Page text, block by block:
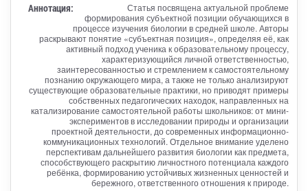
Аннотация:
Статья посвящена актуальной проблеме
формирования субъектной позиции обучающихся в
процессе изучения биологии в средней школе. Авторы
раскрывают понятие «субъектная позиция», определяя её, как
активный подход ученика к образовательному процессу,
характеризующийся личной ответственностью,
заинтересованностью и стремлением к самостоятельному
познанию окружающего мира, а также не только анализируют
существующие образовательные практики, но приводят примеры
собственных педагогических находок, направленных на
катализирование самостоятельной работы школьников: от мини-
экспериментов в исследовании природы и организации
проектной деятельности, до современных информационно-
коммуникационных технологий. Отдельное внимание уделено
перспективам дальнейшего развития биологии как предмета,
способствующего раскрытию личностного потенциала каждого
ребёнка, формированию устойчивых жизненных ценностей и
бережного, ответственного отношения к природе.